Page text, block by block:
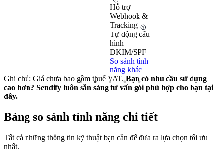
Hỗ trợ
Webhook &
Tracking
Tự động cấu
hình
DKIM/SPF
So sánh tính
năng khác
Ghi chú: Giá chưa bao gồm thuế VAT. Bạn có nhu cầu sử dụng
cao hơn? Sendify luôn sẵn sàng tư vấn gói phù hợp cho bạn tại
đây.
Bảng so sánh tính năng chi tiết
Tất cả những thông tin kỹ thuật bạn cần để đưa ra lựa chọn tối ưu
nhất.